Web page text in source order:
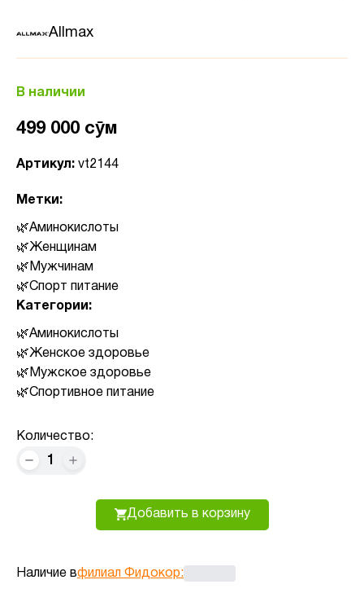
Allmax
В наличии
499 000 сӯм
Артикул: vt2144
Метки:
Аминокислоты
Женщинам
Мужчинам
Спорт питание
Категории:
Аминокислоты
Женское здоровье
Мужское здоровье
Спортивное питание
Количество:
1
Добавить в корзину
Наличие вфилиал Фидокор: